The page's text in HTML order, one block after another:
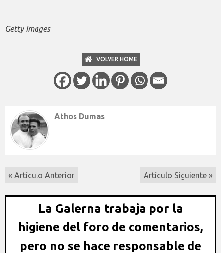
Getty Images
VOLVER HOME
Athos Dumas
« Artículo Anterior Artículo Siguiente »
La Galerna trabaja por la
higiene del foro de comentarios,
pero no se hace responsable de